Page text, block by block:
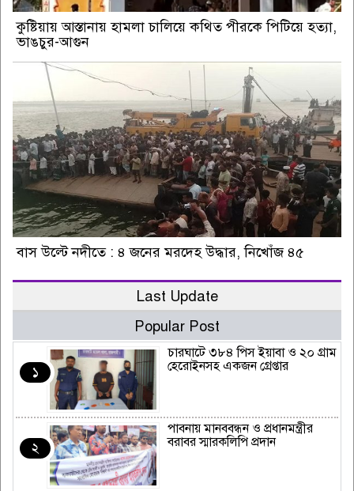
কুষ্টিয়ায় আস্তানায় হামলা চালিয়ে কথিত পীরকে পিটিয়ে হত্যা,
ভাঙচুর-আগুন
বাস উল্টে নদীতে : ৪ জনের মরদেহ উদ্ধার, নিখোঁজ ৪৫
Last Update
Popular Post
১
চারঘাটে ৩৮৪ পিস ইয়াবা ও ২০ গ্রাম
হেরোইনসহ একজন গ্রেপ্তার
২
পাবনায় মানববন্ধন ও প্রধানমন্ত্রীর
বরাবর স্মারকলিপি প্রদান